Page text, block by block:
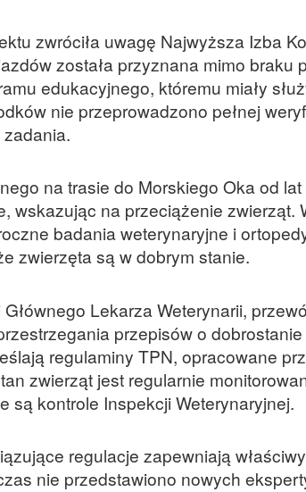
zwróciła uwagę Najwyższa Izba
została przyznana mimo braku
edukacyjnego, któremu miały
nie przeprowadzono pełnej
na trasie do Morskiego Oka od
wskazując na przeciążenie zwierząt.
badania weterynaryjne i
zwierzęta są w dobrym stanie.
Lekarza Weterynarii,
przepisów o
regulaminy TPN, opracowane
zwierząt jest regularnie
są kontrole Inspekcji Weterynaryjnej.
regulacje zapewniają
nie przedstawiono nowych